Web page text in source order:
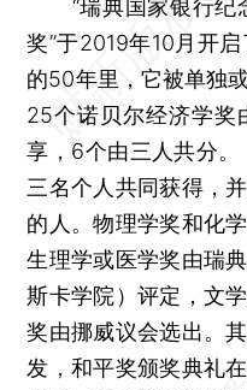
“瑞典国家银行纪
奖”于2019年10月开
的50年里，它被单独
25个诺贝尔经济学奖
享，6个由三人共分。
三名个人共同获得，
的人。物理学奖和化
生理学或医学奖由瑞
斯卡学院）评定，文
奖由挪威议会选出。
发，和平奖颁奖典礼